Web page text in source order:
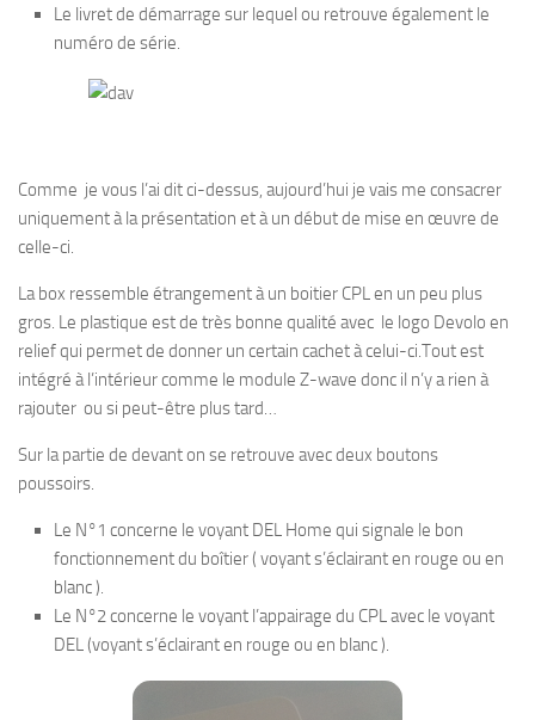
Le livret de démarrage sur lequel ou retrouve également le
numéro de série.
Comme je vous l’ai dit ci-dessus, aujourd’hui je vais me consacrer
uniquement à la présentation et à un début de mise en œuvre de
celle-ci.
La box ressemble étrangement à un boitier CPL en un peu plus
gros. Le plastique est de très bonne qualité avec le logo Devolo en
relief qui permet de donner un certain cachet à celui-ci.Tout est
intégré à l’intérieur comme le module Z-wave donc il n’y a rien à
rajouter ou si peut-être plus tard…
Sur la partie de devant on se retrouve avec deux boutons
poussoirs.
Le N°1 concerne le voyant DEL Home qui signale le bon
fonctionnement du boîtier ( voyant s’éclairant en rouge ou en
blanc ).
Le N°2 concerne le voyant l’appairage du CPL avec le voyant
DEL (voyant s’éclairant en rouge ou en blanc ).